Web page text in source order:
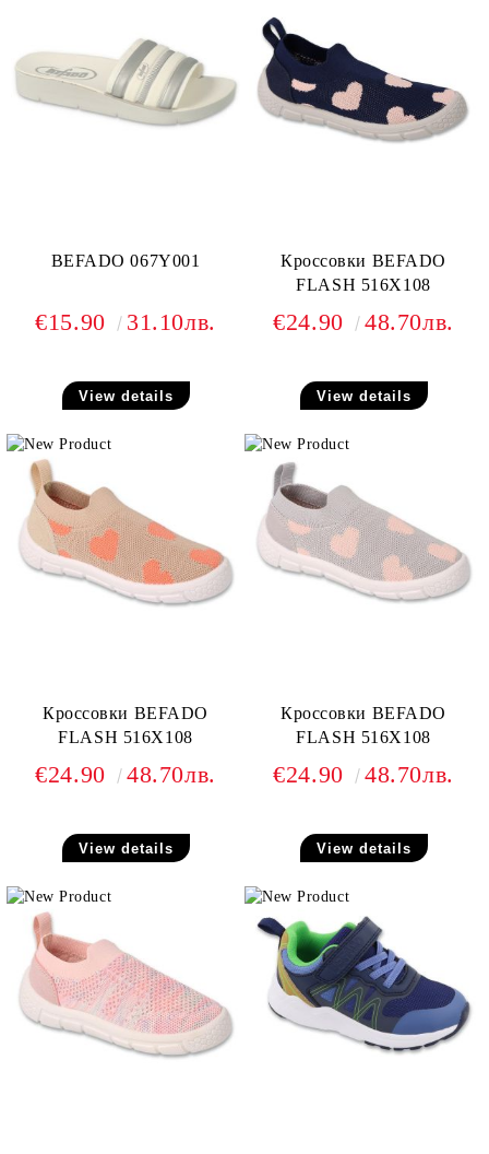
BEFADO 067Y001
€15.90 31.10лв.
View details
Кроссовки BEFADO
FLASH 516X108
€24.90 48.70лв.
View details
Кроссовки BEFADO
FLASH 516X108
€24.90 48.70лв.
View details
Кроссовки BEFADO
FLASH 516X108
€24.90 48.70лв.
View details